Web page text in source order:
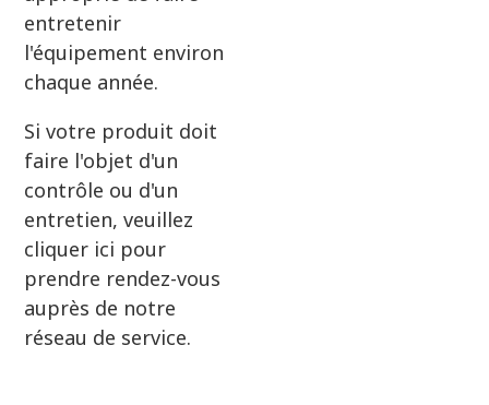
entretenir
l'équipement environ
chaque année.
Si votre produit doit
faire l'objet d'un
contrôle ou d'un
entretien, veuillez
cliquer ici pour
prendre rendez-vous
auprès de notre
réseau de service.